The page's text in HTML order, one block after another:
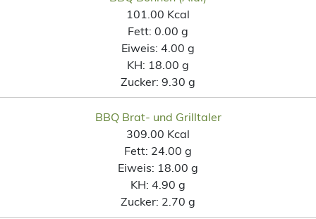
101.00 Kcal
Fett: 0.00 g
Eiweis: 4.00 g
KH: 18.00 g
Zucker: 9.30 g
BBQ Brat- und Grilltaler
309.00 Kcal
Fett: 24.00 g
Eiweis: 18.00 g
KH: 4.90 g
Zucker: 2.70 g